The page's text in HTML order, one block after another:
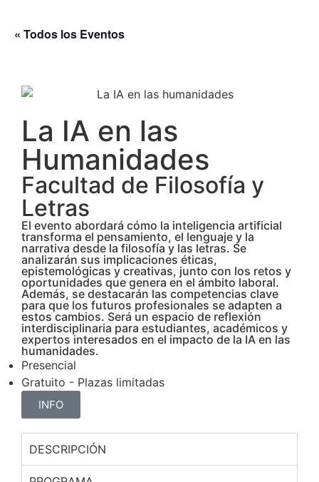
« Todos los Eventos
La IA en las
Humanidades
Facultad de Filosofía y
Letras
El evento abordará cómo la inteligencia artificial
transforma el pensamiento, el lenguaje y la
narrativa desde la filosofía y las letras. Se
analizarán sus implicaciones éticas,
epistemológicas y creativas, junto con los retos y
oportunidades que genera en el ámbito laboral.
Además, se destacarán las competencias clave
para que los futuros profesionales se adapten a
estos cambios. Será un espacio de reflexión
interdisciplinaria para estudiantes, académicos y
expertos interesados en el impacto de la IA en las
humanidades.
Presencial
Gratuito - Plazas limitadas
INFO
DESCRIPCIÓN